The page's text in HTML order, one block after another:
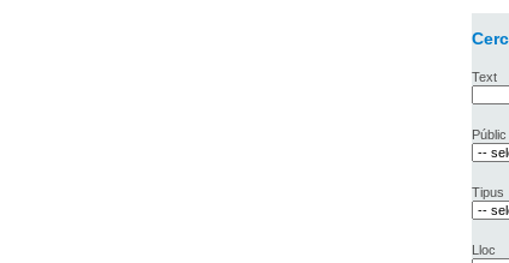
Text
Públic
Tipus
Lloc